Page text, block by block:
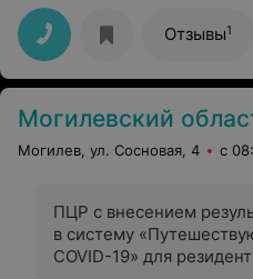
"Путешествую без COVID"
РБ - 36,18 BYN, оплата
ЕРИП). Единственная
пришлось потерять полчаса на
Центра на поиски и
документы:(
Отзывы1
Могилевский областной кожно-
Могилев, ул. Сосновая, 4 с
ПЦР с внесением
в систему
COVID-19» для